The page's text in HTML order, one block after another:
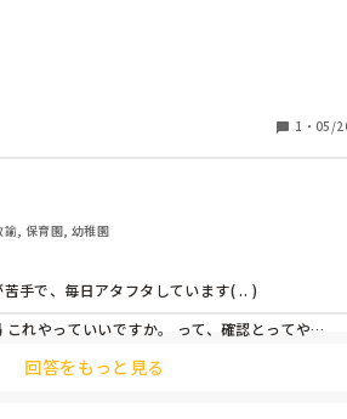
かなか聞けないんだよな〜
って思われたいし
子どもに危険なことないかって、それを防
の前の子どもとの遊びになかなか集中でき
1 ・ 05/
諭, 保育園, 幼稚園
手で、毎日アタフタしています( .. )
これやっていいですか。 って、確認とってやる
変わらない気がして悲しくなります。
回答をもっと見る